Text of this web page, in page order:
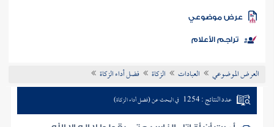
الكتب
موضوعي
تراجم الأعلام
العرض الموضوعي العبادات الزكاة فضل أداء الزكاة
عدد النتائج : 1254 في البحث عن (فضل أداء الزكاة)